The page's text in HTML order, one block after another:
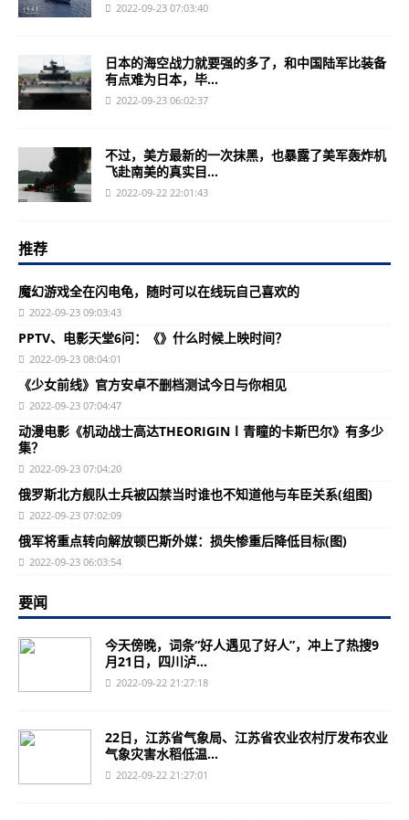
2022-09-23 07:03:40
日本的海空战力就要强的多了，和中国陆军比装备
有点难为日本，毕...
2022-09-23 06:02:37
不过，美方最新的一次抹黑，也暴露了美军轰炸机
飞赴南美的真实目...
2022-09-22 22:01:43
推荐
魔幻游戏全在闪电龟，随时可以在线玩自己喜欢的
2022-09-23 09:03:43
PPTV、电影天堂6问：《》什么时候上映时间？
2022-09-23 08:04:01
《少女前线》官方安卓不删档测试今日与你相见
2022-09-23 07:04:47
动漫电影《机动战士高达THEORIGINⅠ青瞳的卡斯巴尔》有多少
集？
2022-09-23 07:04:20
俄罗斯北方舰队士兵被囚禁当时谁也不知道他与车臣关系(组图)
2022-09-23 07:02:09
俄军将重点转向解放顿巴斯外媒：损失惨重后降低目标(图)
2022-09-23 06:03:54
要闻
今天傍晚，词条“好人遇见了好人”，冲上了热搜9
月21日，四川泸...
2022-09-22 21:27:18
22日，江苏省气象局、江苏省农业农村厅发布农业
气象灾害水稻低温...
2022-09-22 21:27:01